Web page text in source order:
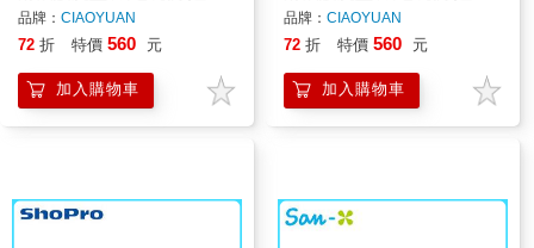
皮卡丘 卡比獸 神奇寶貝
品牌： CIAOYUAN
72 折 特價 560 元
加入購物車
皮卡丘 卡比獸 神奇寶貝
品牌： CIAOYUAN
72 折 特價 560 元
加入購物車